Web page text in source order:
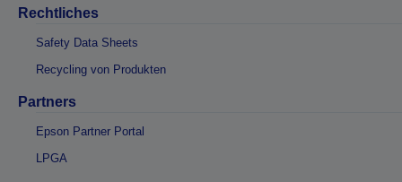
Rechtliches
Safety Data Sheets
Recycling von Produkten
Partners
Epson Partner Portal
LPGA